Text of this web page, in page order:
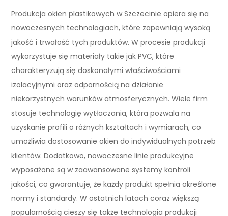
Produkcja okien plastikowych w Szczecinie opiera się na
nowoczesnych technologiach, które zapewniają wysoką
jakość i trwałość tych produktów. W procesie produkcji
wykorzystuje się materiały takie jak PVC, które
charakteryzują się doskonałymi właściwościami
izolacyjnymi oraz odpornością na działanie
niekorzystnych warunków atmosferycznych. Wiele firm
stosuje technologię wytłaczania, która pozwala na
uzyskanie profili o różnych kształtach i wymiarach, co
umożliwia dostosowanie okien do indywidualnych potrzeb
klientów. Dodatkowo, nowoczesne linie produkcyjne
wyposażone są w zaawansowane systemy kontroli
jakości, co gwarantuje, że każdy produkt spełnia określone
normy i standardy. W ostatnich latach coraz większą
popularnością cieszy się także technologia produkcji